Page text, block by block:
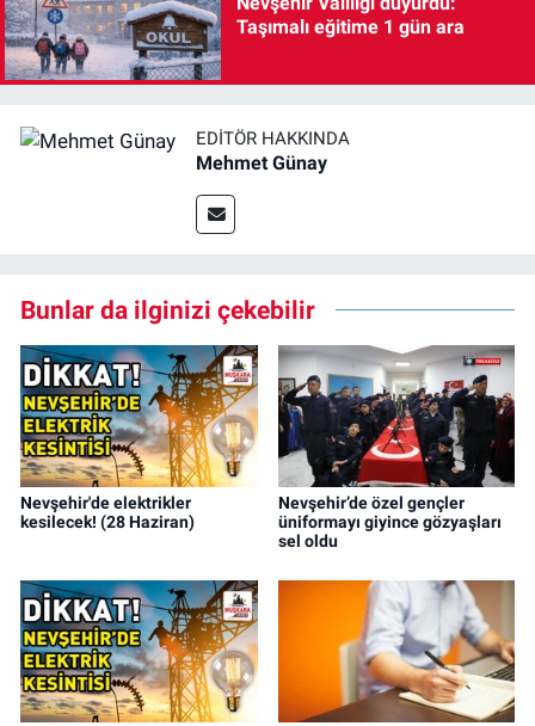
Taşımalı eğitime 1 gün ara
EDITÖR HAKKINDA
Mehmet Günay
Bunlar da ilginizi çekebilir
Nevşehir'de elektrikler
kesilecek! (28 Haziran)
Nevşehir’de özel gençler
üniformayı giyince gözyaşları
sel oldu